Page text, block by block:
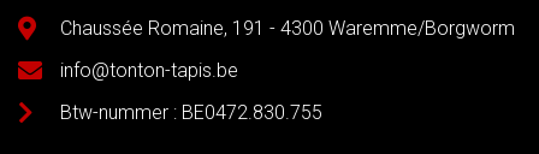
Chaussée Romaine, 191 - 4300 Waremme/Borgworm
info@tonton-tapis.be
Btw-nummer : BE0472.830.755